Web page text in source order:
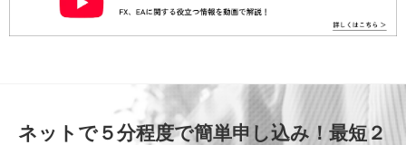
ネットで５分程度で簡単申し込み！最短２